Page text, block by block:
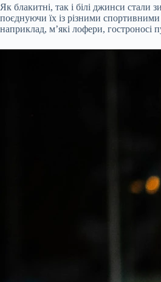
Як блакитні, так і білі джинси
поєднуючи їх із різними
наприклад, м’які лофери, гостроносі